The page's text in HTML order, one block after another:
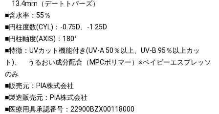
13.4mm（デートトパーズ）
■含水率：55％
■円柱度数(CYL)：-0.75D、-1.25D
■円柱軸度(AXIS)：180°
■特徴：UVカット機能付き(UV-A 50％以上、UV-B 95％以上カッ
ト)、 うるおい成分配合（MPCポリマー）※ベイビーエスプレッソ
のみ
■販売元：PIA株式会社
■製造販売元：PIA株式会社
■医療用具承認番号：22900BZX00118000